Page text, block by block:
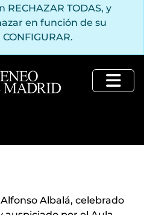
TODAS, y
en función de su
Albalá, celebrado